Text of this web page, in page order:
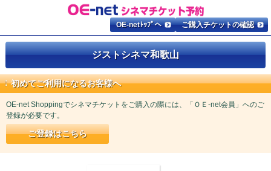
ご購入チケットの確認
OE-netﾄｯﾌﾟへ
ジストシネマ和歌山
初めてご利用になるお客様へ
OE-net Shoppingでシネマチケットをご購入の際には、「ＯＥ-net会員」へのご
登録が必要です。
ご登録はこちら